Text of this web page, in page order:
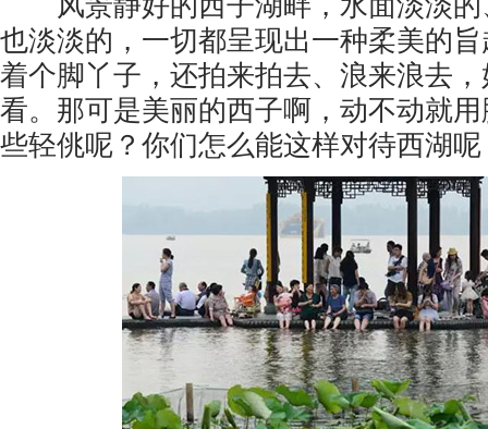
也淡淡的，一切都呈现出一种柔美的
着个脚丫子，还拍来拍去、浪来浪去
看。那可是美丽的西子啊，动不动就
些轻佻呢？你们怎么能这样对待西湖呢